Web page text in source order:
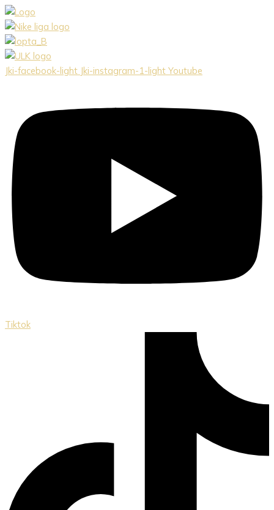
Preskočiť
na
obsah
Jki-facebook-light Jki-instagram-1-light Youtube
Tiktok